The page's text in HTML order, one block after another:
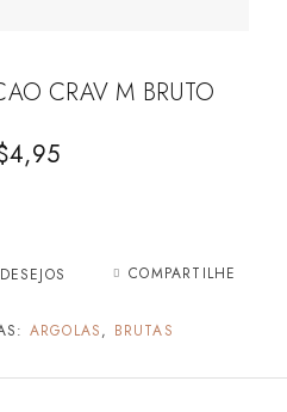
CRAV M BRUTO
4,95
COMPARTILHE
ARGOLAS, BRUTAS